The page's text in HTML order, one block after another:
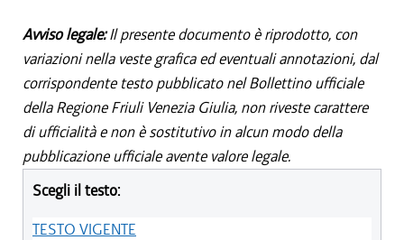
Avviso legale:Il presente documento è riprodotto, con
variazioni nella veste grafica ed eventuali annotazioni, dal
corrispondente testo pubblicato nel Bollettino ufficiale
della Regione Friuli Venezia Giulia, non riveste carattere
di ufficialità e non è sostitutivo in alcun modo della
pubblicazione ufficiale avente valore legale.
Scegli il testo:
TESTO VIGENTE